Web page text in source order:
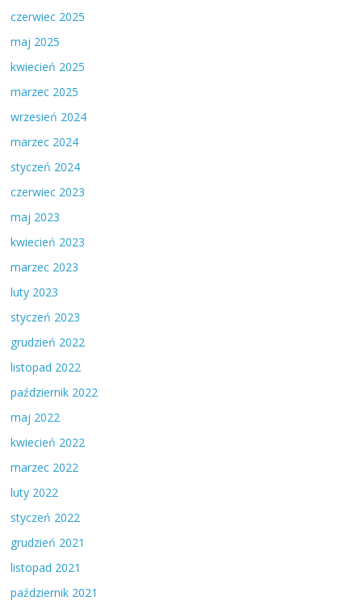
czerwiec 2025
maj 2025
kwiecień 2025
marzec 2025
wrzesień 2024
marzec 2024
styczeń 2024
czerwiec 2023
maj 2023
kwiecień 2023
marzec 2023
luty 2023
styczeń 2023
grudzień 2022
listopad 2022
październik 2022
maj 2022
kwiecień 2022
marzec 2022
luty 2022
styczeń 2022
grudzień 2021
listopad 2021
październik 2021